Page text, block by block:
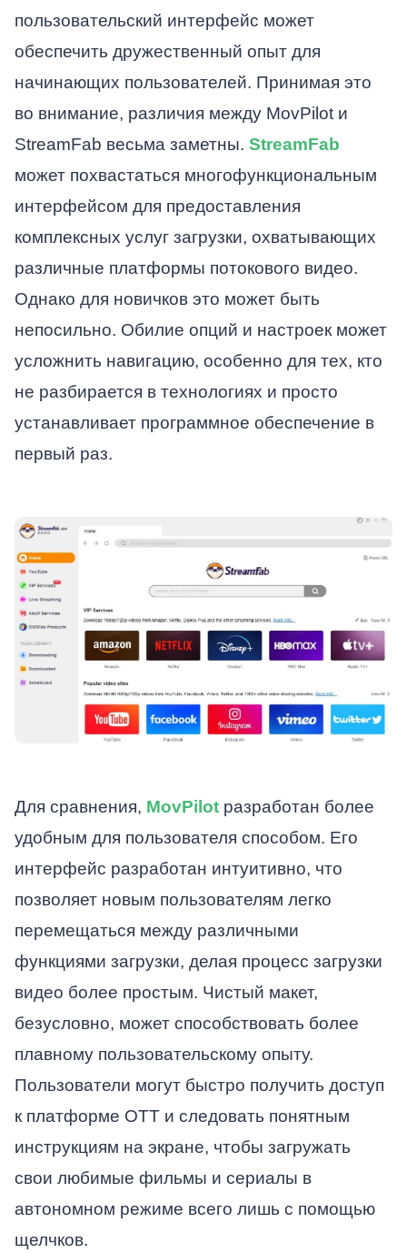
пользовательский интерфейс может
обеспечить дружественный опыт для
начинающих пользователей. Принимая это
во внимание, различия между MovPilot и
StreamFab весьма заметны. StreamFab
может похвастаться многофункциональным
интерфейсом для предоставления
комплексных услуг загрузки, охватывающих
различные платформы потокового видео.
Однако для новичков это может быть
непосильно. Обилие опций и настроек может
усложнить навигацию, особенно для тех, кто
не разбирается в технологиях и просто
устанавливает программное обеспечение в
первый раз.
Для сравнения, MovPilotразработан более
удобным для пользователя способом. Его
интерфейс разработан интуитивно, что
позволяет новым пользователям легко
перемещаться между различными
функциями загрузки, делая процесс загрузки
видео более простым. Чистый макет,
безусловно, может способствовать более
плавному пользовательскому опыту.
Пользователи могут быстро получить доступ
к платформе OTT и следовать понятным
инструкциям на экране, чтобы загружать
свои любимые фильмы и сериалы в
автономном режиме всего лишь с помощью
щелчков.